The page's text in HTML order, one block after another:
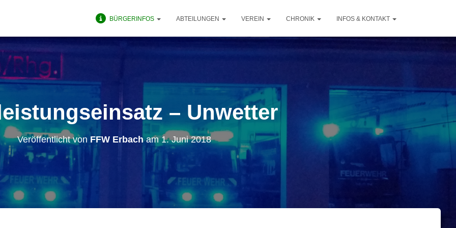
BÜRGERINFOS ABTEILUNGEN VEREIN CHRONIK INFOS & KONTAKT
– Unwetter
Veröffentlicht vonFFW Erbacham1. Juni 2018